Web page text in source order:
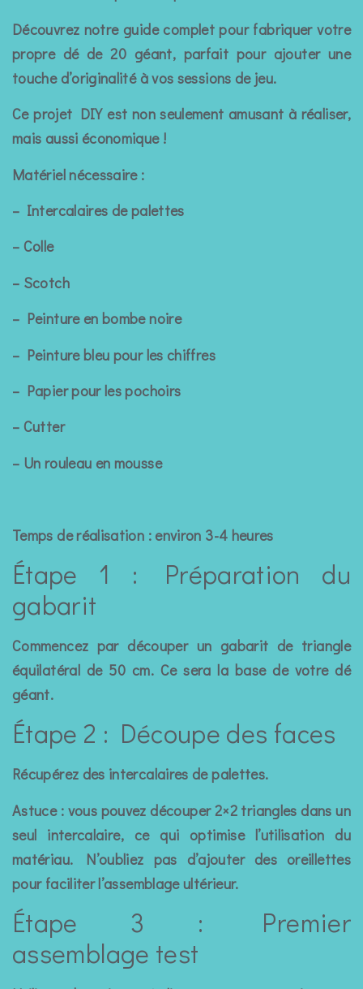
Découvrez notre guide complet pour fabriquer votre
propre dé de 20 géant, parfait pour ajouter une
touche d’originalité à vos sessions de jeu.
Ce projet DIY est non seulement amusant à réaliser,
mais aussi économique !
Matériel nécessaire :
– Intercalaires de palettes
– Colle
– Scotch
– Peinture en bombe noire
– Peinture bleu pour les chiffres
– Papier pour les pochoirs
– Cutter
– Un rouleau en mousse
Temps de réalisation : environ 3-4 heures
Étape 1 : Préparation du
gabarit
Commencez par découper un gabarit de triangle
équilatéral de 50 cm. Ce sera la base de votre dé
géant.
Étape 2 : Découpe des faces
Récupérez des intercalaires de palettes.
Astuce : vous pouvez découper 2×2 triangles dans un
seul intercalaire, ce qui optimise l’utilisation du
matériau. N’oubliez pas d’ajouter des oreillettes
pour faciliter l’assemblage ultérieur.
Étape 3 : Premier
assemblage test